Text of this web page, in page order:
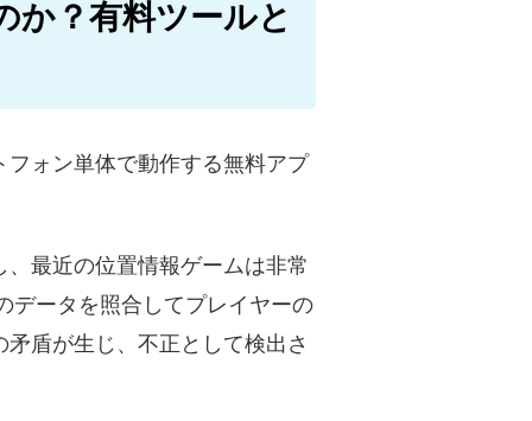
か？有料ツールと
ォン単体で動作する無料アプ
最近の位置情報ゲームは非常
データを照合してプレイヤーの
盾が生じ、不正として検出さ